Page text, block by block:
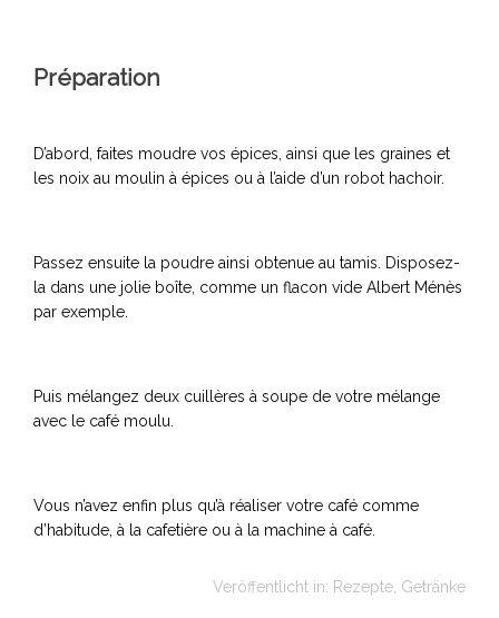
Préparation
D’abord, faites moudre vos épices, ainsi que les graines et
les noix au moulin à épices ou à l’aide d’un robot hachoir.
Passez ensuite la poudre ainsi obtenue au tamis. Disposez-
la dans une jolie boîte, comme un flacon vide Albert Ménès
par exemple.
Puis mélangez deux cuillères à soupe de votre mélange
avec le café moulu.
Vous n’avez enfin plus qu’à réaliser votre café comme
d’habitude, à la cafetière ou à la machine à café.
Veröffentlicht in: Rezepte Getränke